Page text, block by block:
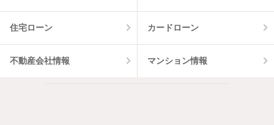
住宅ローン カードローン
不動産会社情報 マンション情報